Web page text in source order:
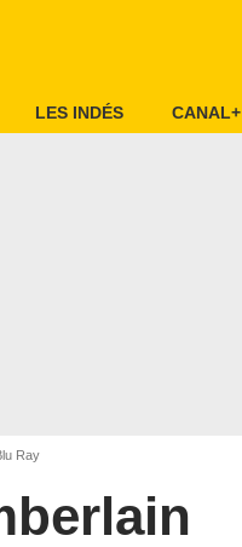
LES INDÉS CANAL+
Ray